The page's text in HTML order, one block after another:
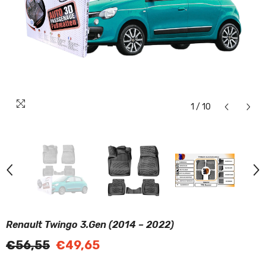
1 / 10
Renault Twingo 3.Gen (2014 – 2022)
€56,55 €49,65